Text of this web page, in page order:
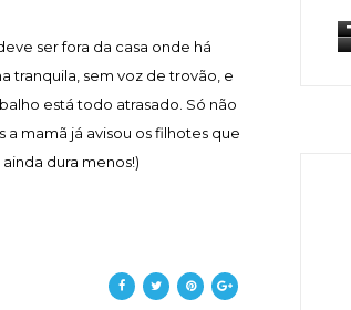
ser fora da casa onde há
tranquila, sem voz de trovão, e
está todo atrasado. Só não
mamã já avisou os filhotes que
dura menos!)